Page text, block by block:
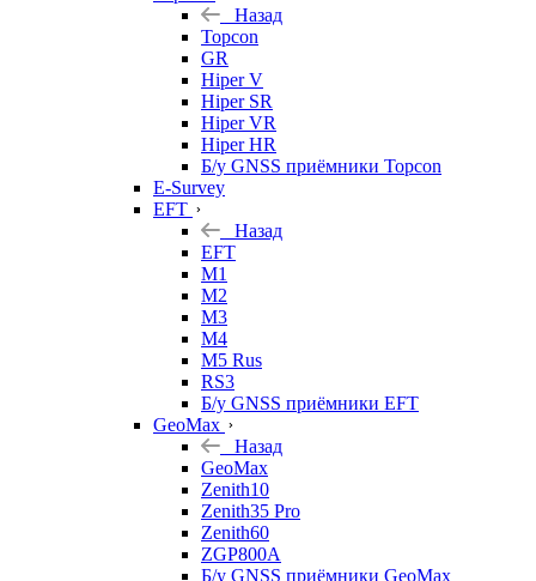
Назад
Topcon
GR
Hiper V
Hiper SR
Hiper VR
Hiper HR
Б/у GNSS приёмники Topcon
E-Survey
EFT
Назад
EFT
M1
M2
M3
M4
M5 Rus
RS3
Б/у GNSS приёмники EFT
GeoMax
Назад
GeoMax
Zenith10
Zenith35 Pro
Zenith60
ZGP800A
Б/у GNSS приёмники GeoMax